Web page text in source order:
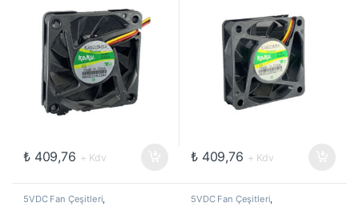
₺409,76 + Kdv ₺409,76 + Kdv
5VDC Fan Çeşitleri, 5VDC Fan Çeşitleri,